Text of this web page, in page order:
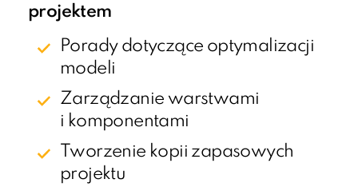
projektem
Porady dotyczące optymalizacji
modeli
Zarządzanie warstwami
i komponentami
Tworzenie kopii zapasowych
projektu